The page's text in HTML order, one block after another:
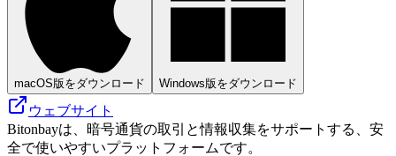
macOS版をダウンロード Windows版をダウンロード
ウェブサイト
Bitonbayは、暗号通貨の取引と情報収集をサポートする、安
全で使いやすいプラットフォームです。